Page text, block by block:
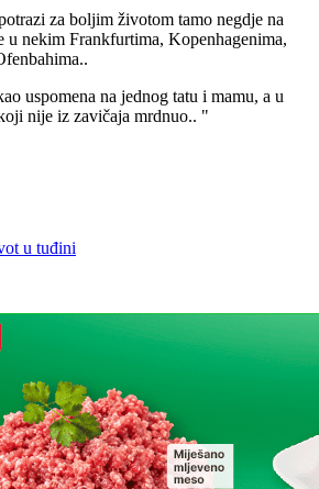
za boljim životom tamo negdje na
u nekim Frankfurtima, Kopenhagenima,
uspomena na jednog tatu i mamu, a u
nije iz zavičaja mrdnuo.. "
u tuđini